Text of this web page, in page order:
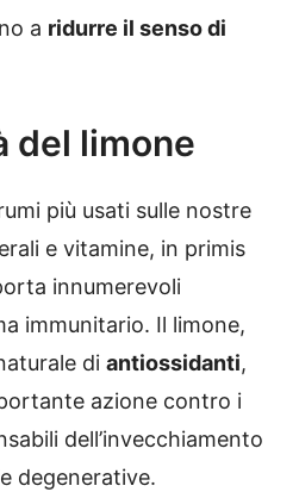
a ridurre il senso di
del limone
più usati sulle nostre
e vitamine, in primis
innumerevoli
immunitario. Il limone,
di antiossidanti,
azione contro i
dell’invecchiamento
degenerative.